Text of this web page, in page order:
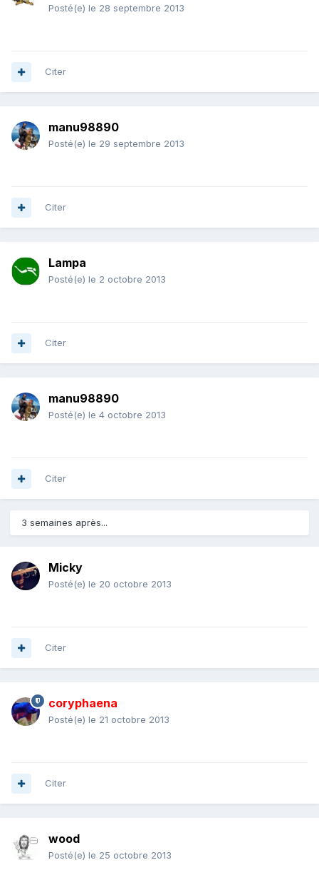
Posté(e) le 28 septembre 2013
Citer
manu98890
Posté(e) le 29 septembre 2013
Citer
Lampa
Posté(e) le 2 octobre 2013
Citer
manu98890
Posté(e) le 4 octobre 2013
Citer
3 semaines après...
Micky
Posté(e) le 20 octobre 2013
Citer
coryphaena
Posté(e) le 21 octobre 2013
Citer
wood
Posté(e) le 25 octobre 2013